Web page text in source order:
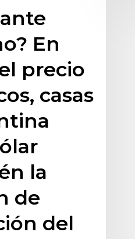
En
precio
casas
la
de
del